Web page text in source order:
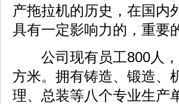
产拖拉机的历史，在国内
具有一定影响力的，重要
公司现有员工800人，
方米。拥有铸造、锻造、
理、总装等八个专业生产